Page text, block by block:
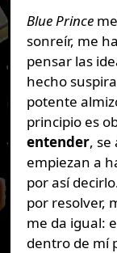
Blue Prince
sonreír, me
pensar las
hecho
potente
principio es
entender, se
empiezan a
por así
por resolver,
me da igual:
dentro de mí